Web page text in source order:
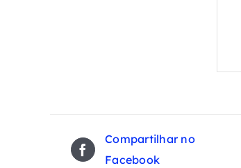
Compartilhar no
Facebook